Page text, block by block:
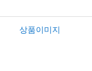
상품이미지